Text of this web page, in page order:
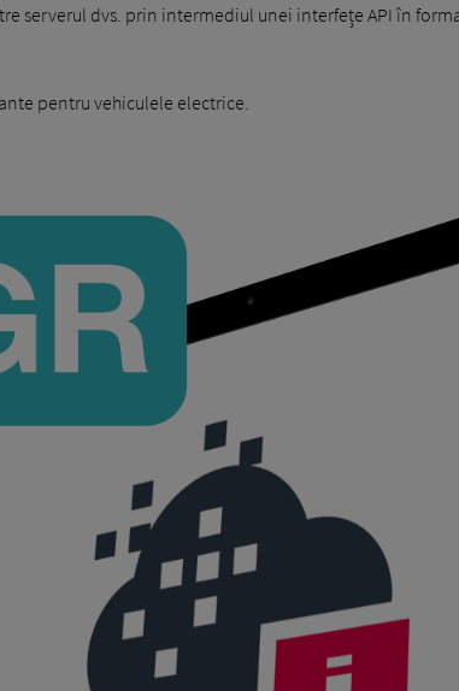
serverul dvs. prin intermediul unei interfețe API în
pentru vehiculele electrice.